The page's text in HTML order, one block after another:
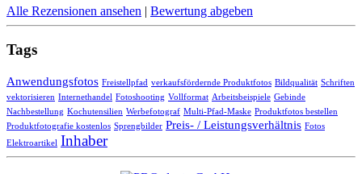
Alle Rezensionen ansehen | Bewertung abgeben
Tags
Anwendungsfotos Freistellpfad verkaufsfördernde Produktfotos Bildqualität Schriften
vektorisieren Internethandel Fotoshooting Vollformat Arbeitsbeispiele Gebinde
Nachbestellung Kochutensilien Werbefotograf Multi-Pfad-Maske Produktfotos bestellen
Produktfotografie kostenlos Sprengbilder Preis- / Leistungsverhältnis Fotos
Elektroartikel Inhaber